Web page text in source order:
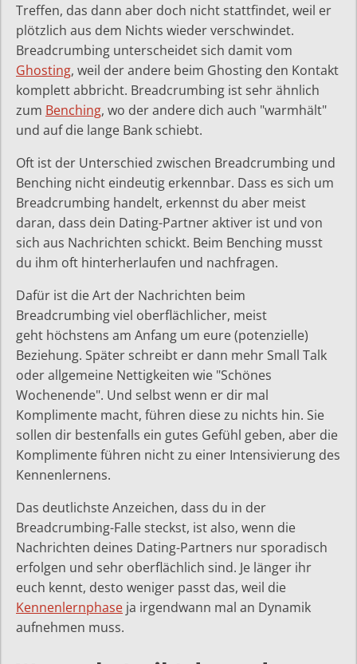
Treffen, das dann aber doch nicht stattfindet, weil er
plötzlich aus dem Nichts wieder verschwindet.
Breadcrumbing unterscheidet sich damit vom
Ghosting, weil der andere beim Ghosting den Kontakt
komplett abbricht. Breadcrumbing ist sehr ähnlich
zum Benching, wo der andere dich auch "warmhält"
und auf die lange Bank schiebt.
Oft ist der Unterschied zwischen Breadcrumbing und
Benching nicht eindeutig erkennbar. Dass es sich um
Breadcrumbing handelt, erkennst du aber meist
daran, dass dein Dating-Partner aktiver ist und von
sich aus Nachrichten schickt. Beim Benching musst
du ihm oft hinterherlaufen und nachfragen.
Dafür ist die Art der Nachrichten beim
Breadcrumbing viel oberflächlicher, meist
geht höchstens am Anfang um eure (potenzielle)
Beziehung. Später schreibt er dann mehr Small Talk
oder allgemeine Nettigkeiten wie "Schönes
Wochenende". Und selbst wenn er dir mal
Komplimente macht, führen diese zu nichts hin. Sie
sollen dir bestenfalls ein gutes Gefühl geben, aber die
Komplimente führen nicht zu einer Intensivierung des
Kennenlernens.
Das deutlichste Anzeichen, dass du in der
Breadcrumbing-Falle steckst, ist also, wenn die
Nachrichten deines Dating-Partners nur sporadisch
erfolgen und sehr oberflächlich sind. Je länger ihr
euch kennt, desto weniger passt das, weil die
Kennenlernphase ja irgendwann mal an Dynamik
aufnehmen muss.